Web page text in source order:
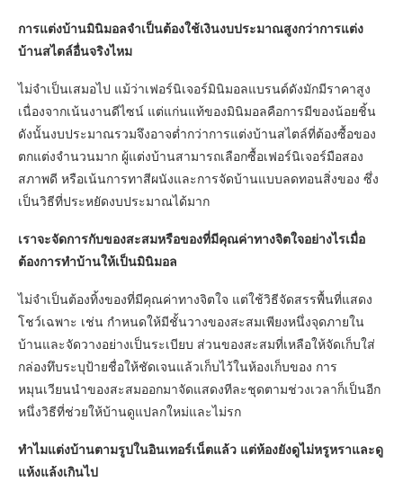
การแต่งบ้านมินิมอลจำเป็นต้องใช้เงินงบประมาณสูงกว่าการแต่ง
บ้านสไตล์อื่นจริงไหม
ไม่จำเป็นเสมอไป แม้ว่าเฟอร์นิเจอร์มินิมอลแบรนด์ดังมักมีราคาสูง
เนื่องจากเน้นงานดีไซน์ แต่แก่นแท้ของมินิมอลคือการมีของน้อยชิ้น
ดังนั้นงบประมาณรวมจึงอาจต่ำกว่าการแต่งบ้านสไตล์ที่ต้องซื้อของ
ตกแต่งจำนวนมาก ผู้แต่งบ้านสามารถเลือกซื้อเฟอร์นิเจอร์มือสอง
สภาพดี หรือเน้นการทาสีผนังและการจัดบ้านแบบลดทอนสิ่งของ ซึ่ง
เป็นวิธีที่ประหยัดงบประมาณได้มาก
เราจะจัดการกับของสะสมหรือของที่มีคุณค่าทางจิตใจอย่างไรเมื่อ
ต้องการทำบ้านให้เป็นมินิมอล
ไม่จำเป็นต้องทิ้งของที่มีคุณค่าทางจิตใจ แต่ใช้วิธีจัดสรรพื้นที่แสดง
โชว์เฉพาะ เช่น กำหนดให้มีชั้นวางของสะสมเพียงหนึ่งจุดภายใน
บ้านและจัดวางอย่างเป็นระเบียบ ส่วนของสะสมที่เหลือให้จัดเก็บใส่
กล่องทึบระบุป้ายชื่อให้ชัดเจนแล้วเก็บไว้ในห้องเก็บของ การ
หมุนเวียนนำของสะสมออกมาจัดแสดงทีละชุดตามช่วงเวลาก็เป็นอีก
หนึ่งวิธีที่ช่วยให้บ้านดูแปลกใหม่และไม่รก
ทำไมแต่งบ้านตามรูปในอินเทอร์เน็ตแล้ว แต่ห้องยังดูไม่หรูหราและดู
แห้งแล้งเกินไป